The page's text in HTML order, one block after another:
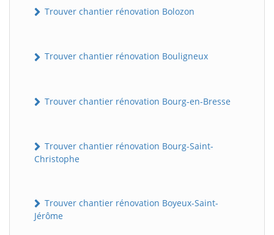
Trouver chantier rénovation Bolozon
Trouver chantier rénovation Bouligneux
Trouver chantier rénovation Bourg-en-Bresse
Trouver chantier rénovation Bourg-Saint-
Christophe
Trouver chantier rénovation Boyeux-Saint-
Jérôme